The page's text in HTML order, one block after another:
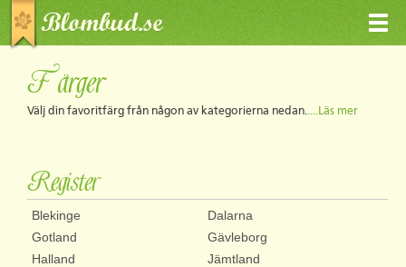
Färger
Välj din favoritfärg från någon av kategorierna nedan.....Läs mer
Register
Blekinge
Dalarna
Gotland
Gävleborg
Halland
Jämtland